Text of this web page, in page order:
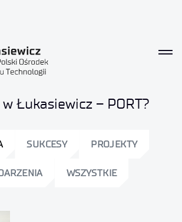
Łukasiewicz – PORT?
PROJEKTY
SUKCESY
WSZYSTKIE